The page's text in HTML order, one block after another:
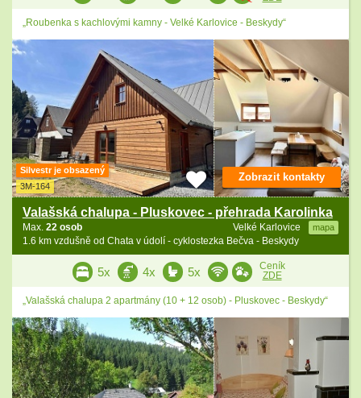
„Roubenka s kachlovými kamny - Velké Karlovice - Beskydy“
Silvestr je obsazený
3M-164
Valašská chalupa - Pluskovec - přehrada Karolinka
Velké Karlovice mapa
Max. 22 osob
1.6 km vzdušně od Chata v údolí - cyklostezka Bečva - Beskydy
Zobrazit kontakty
5x 4x 5x
Ceník
ZDE
„Valašská chalupa 2 apartmány (10 + 12 osob) - Pluskovec - Beskydy“